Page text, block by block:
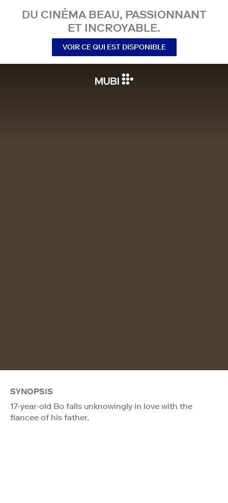
DU CINÉMA BEAU, PASSIONNANT
ET INCROYABLE.
VOIR CE QUI EST DISPONIBLE
SYNOPSIS
17-year-old Bo falls unknowingly in love with the
fiancee of his father.